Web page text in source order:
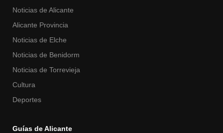
Noticias de Alicante
Alicante Provincia
Noticias de Elche
Noticias de Benidorm
Noticias de Torrevieja
Cultura
Deportes
Guías de Alicante